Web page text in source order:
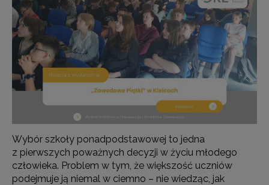
Wybór szkoły ponadpodstawowej to jedna
z pierwszych poważnych decyzji w życiu młodego
człowieka. Problem w tym, że większość uczniów
podejmuje ją niemal w ciemno – nie wiedząc, jak